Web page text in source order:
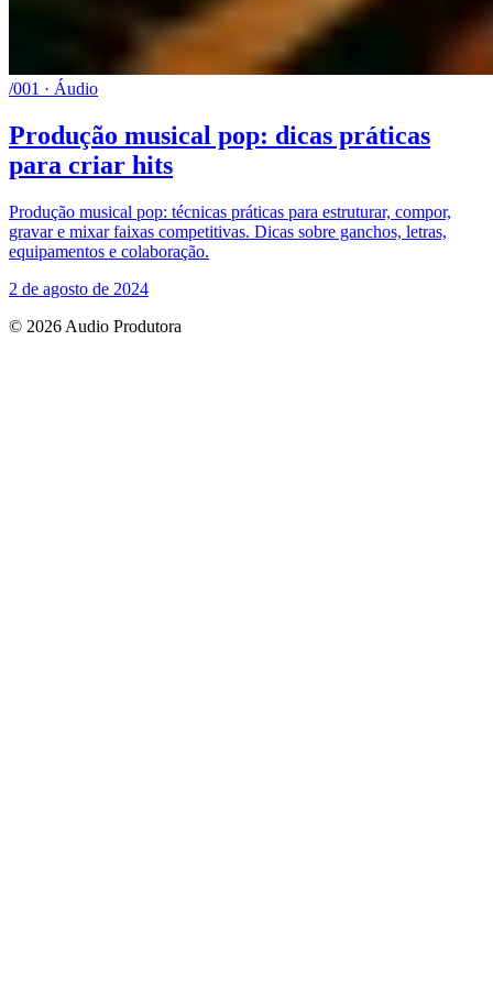
/001 · Áudio
Produção musical pop: dicas práticas
para criar hits
Produção musical pop: técnicas práticas para estruturar, compor,
gravar e mixar faixas competitivas. Dicas sobre ganchos, letras,
equipamentos e colaboração.
2 de agosto de 2024
© 2026 Audio Produtora